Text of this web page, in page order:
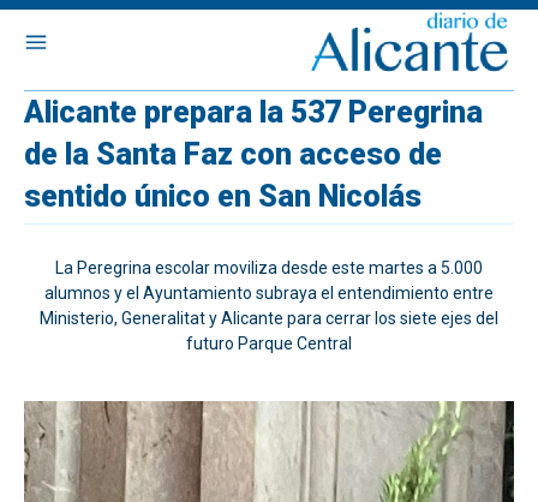
Alicante prepara la 537 Peregrina
de la Santa Faz con acceso de
sentido único en San Nicolás
La Peregrina escolar moviliza desde este martes a 5.000
alumnos y el Ayuntamiento subraya el entendimiento entre
Ministerio, Generalitat y Alicante para cerrar los siete ejes del
futuro Parque Central